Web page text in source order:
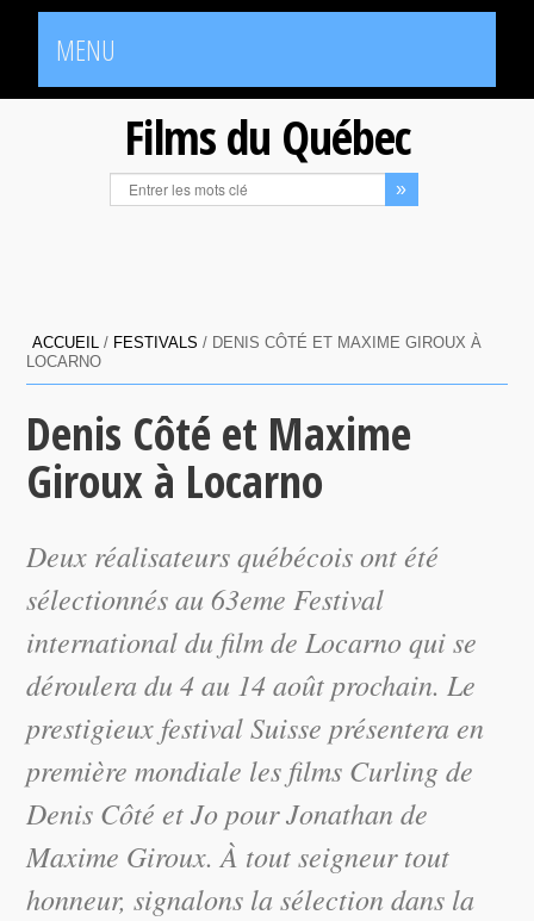
MENU
Films du Québec
ACCUEIL / FESTIVALS / DENIS CÔTÉ ET MAXIME GIROUX À
LOCARNO
Denis Côté et Maxime
Giroux à Locarno
Deux réalisateurs québécois ont été
sélectionnés au 63eme Festival
international du film de Locarno qui se
déroulera du 4 au 14 août prochain. Le
prestigieux festival Suisse présentera en
première mondiale les films Curling de
Denis Côté et Jo pour Jonathan de
Maxime Giroux. À tout seigneur tout
honneur, signalons la sélection dans la